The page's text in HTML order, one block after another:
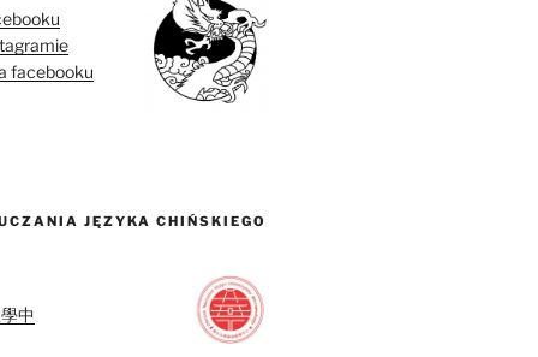
facebooku
JĘZYKA CHIŃSKIEGO
中